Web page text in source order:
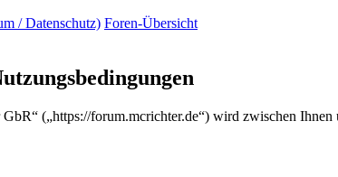
/ Datenschutz) Foren-Übersicht
(„https://forum.mcrichter.de“) wird zwischen Ihnen